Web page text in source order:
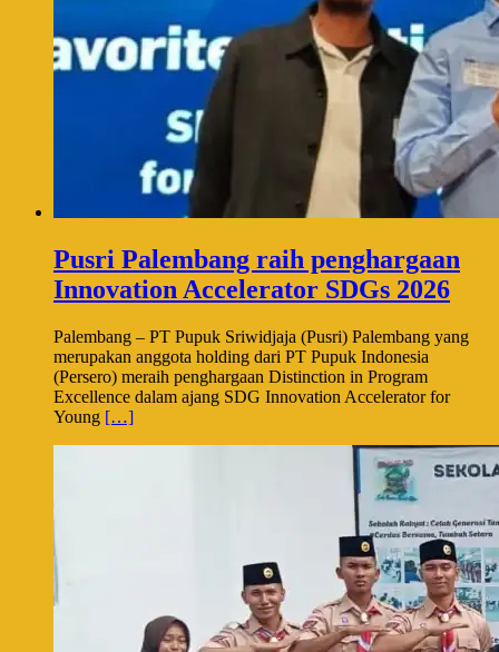
Pusri Palembang raih penghargaan
Innovation Accelerator SDGs 2026
Palembang – PT Pupuk Sriwidjaja (Pusri) Palembang yang
merupakan anggota holding dari PT Pupuk Indonesia
(Persero) meraih penghargaan Distinction in Program
Excellence dalam ajang SDG Innovation Accelerator for
Young […]